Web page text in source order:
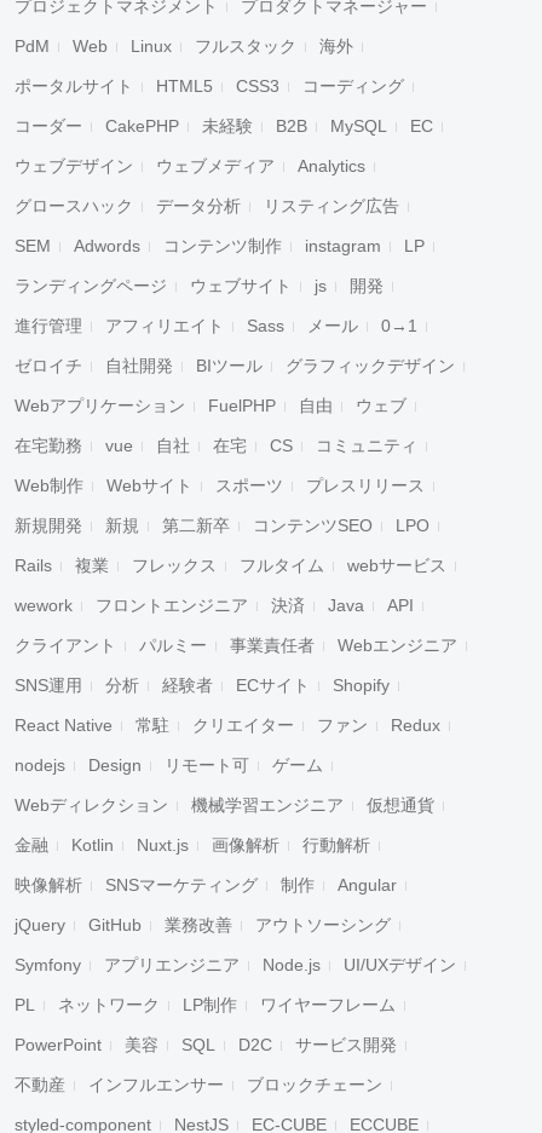
プロジェクトマネジメント プロダクトマネージャー
PdM Web Linux フルスタック 海外
ポータルサイト HTML5 CSS3 コーディング
コーダー CakePHP 未経験 B2B MySQL EC
ウェブデザイン ウェブメディア Analytics
グロースハック データ分析 リスティング広告
SEM Adwords コンテンツ制作 instagram LP
ランディングページ ウェブサイト js 開発
進行管理 アフィリエイト Sass メール 0→1
ゼロイチ 自社開発 BIツール グラフィックデザイン
Webアプリケーション FuelPHP 自由 ウェブ
在宅勤務 vue 自社 在宅 CS コミュニティ
Web制作 Webサイト スポーツ プレスリリース
新規開発 新規 第二新卒 コンテンツSEO LPO
Rails 複業 フレックス フルタイム webサービス
wework フロントエンジニア 決済 Java API
クライアント パルミー 事業責任者 Webエンジニア
SNS運用 分析 経験者 ECサイト Shopify
React Native 常駐 クリエイター ファン Redux
nodejs Design リモート可 ゲーム
Webディレクション 機械学習エンジニア 仮想通貨
金融 Kotlin Nuxt.js 画像解析 行動解析
映像解析 SNSマーケティング 制作 Angular
jQuery GitHub 業務改善 アウトソーシング
Symfony アプリエンジニア Node.js UI/UXデザイン
PL ネットワーク LP制作 ワイヤーフレーム
PowerPoint 美容 SQL D2C サービス開発
不動産 インフルエンサー ブロックチェーン
styled-component NestJS EC-CUBE ECCUBE